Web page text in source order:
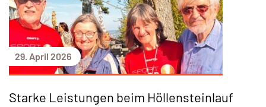
29. April 2026
Starke Leistungen beim Höllensteinlauf